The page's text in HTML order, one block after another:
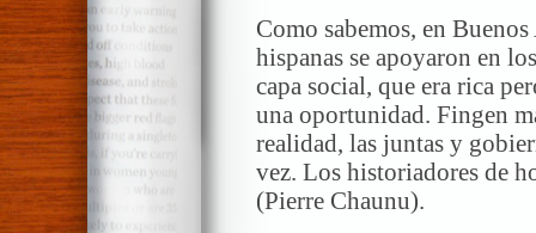
Como sabemos, en
hispanas se apoyaron en
capa social, que era rica
una oportunidad. Fingen
realidad, las juntas y
vez. Los historiadores de
(Pierre Chaunu).